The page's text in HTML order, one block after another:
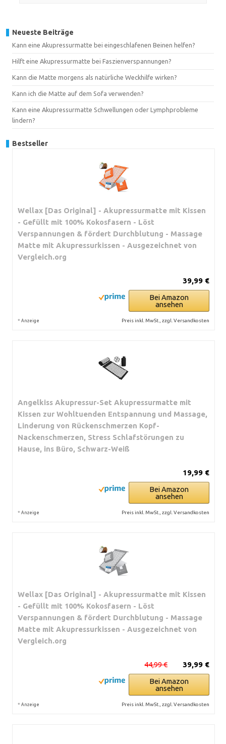
Neueste Beiträge
Kann eine Akupressurmatte bei eingeschlafenen Beinen helfen?
Hilft eine Akupressurmatte bei Faszienverspannungen?
Kann die Matte morgens als natürliche Weckhilfe wirken?
Kann ich die Matte auf dem Sofa verwenden?
Kann eine Akupressurmatte Schwellungen oder Lymphprobleme
lindern?
Bestseller
Wellax [Das Original] - Akupressurmatte mit Kissen
- Gefüllt mit 100% Kokosfasern - Löst
Verspannungen & fördert Durchblutung - Massage
Matte mit Akupressurkissen - Ausgezeichnet von
Vergleich.org
39,99 €
Bei Amazon
ansehen
* Anzeige Preis inkl. MwSt., zzgl. Versandkosten
Angelkiss Akupressur-Set Akupressurmatte mit
Kissen zur Wohltuenden Entspannung und Massage,
Linderung von Rückenschmerzen Kopf-
Nackenschmerzen, Stress Schlafstörungen zu
Hause, ins Büro, Schwarz-Weiß
19,99 €
Bei Amazon
ansehen
* Anzeige Preis inkl. MwSt., zzgl. Versandkosten
Wellax [Das Original] - Akupressurmatte mit Kissen
- Gefüllt mit 100% Kokosfasern - Löst
Verspannungen & fördert Durchblutung - Massage
Matte mit Akupressurkissen - Ausgezeichnet von
Vergleich.org
39,99 €
44,99 €
Bei Amazon
ansehen
* Anzeige Preis inkl. MwSt., zzgl. Versandkosten